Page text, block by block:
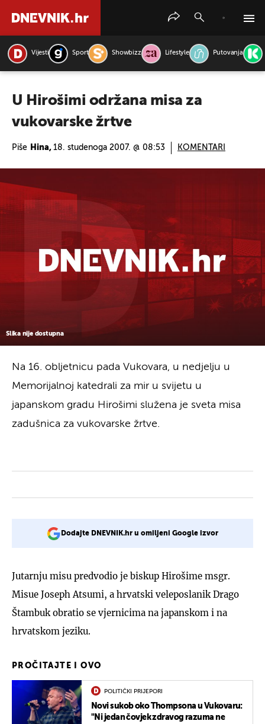
Vijesti Sport Showbizz Lifestyle Putovanja
U Hirošimi održana misa za
vukovarske žrtve
Piše Hina, 18. studenoga 2007. @ 08:53 KOMENTARI
Slika nije dostupna
Na 16. obljetnicu pada Vukovara, u nedjelju u
Memorijalnoj katedrali za mir u svijetu u
japanskom gradu Hirošimi služena je sveta misa
zadušnica za vukovarske žrtve.
Dodajte DNEVNIK.hr u omiljeni Google izvor
Jutarnju misu predvodio je biskup Hirošime msgr.
Misue Joseph Atsumi, a hrvatski veleposlanik Drago
Štambuk obratio se vjernicima na japanskom i na
hrvatskom jeziku.
PROČITAJTE I OVO
POLITIČKI PRIJEPORI
Novi sukob oko Thompsona u Vukovaru:
"Ni jedan čovjek zdravog razuma ne
PRETRAŽITE VIJESTI